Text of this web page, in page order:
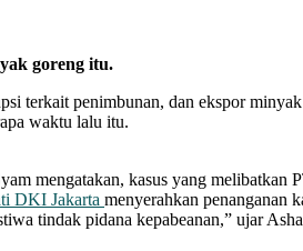
goreng itu.
penimbunan, dan ekspor
waktu lalu itu.
mengatakan, kasus yang
DKI Jakarta menyerahkan penanganan
tindak pidana kepabeanan,” ujar